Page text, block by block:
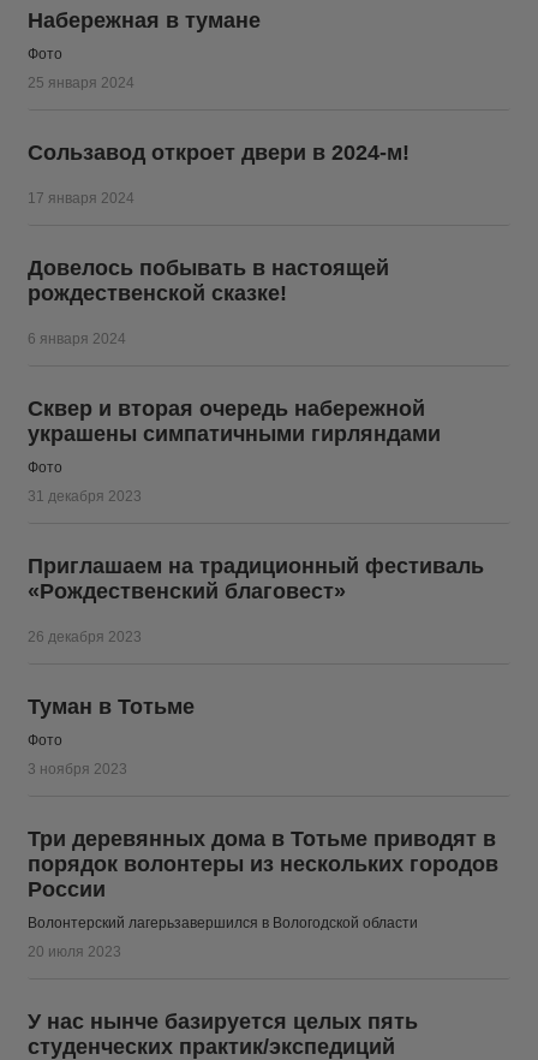
Набережная в тумане
Фото
25 января 2024
Сользавод откроет двери в 2024-м!
17 января 2024
Довелось побывать в настоящей
рождественской сказке!
6 января 2024
Сквер и вторая очередь набережной
украшены симпатичными гирляндами
Фото
31 декабря 2023
Приглашаем на традиционный фестиваль
«Рождественский благовест»
26 декабря 2023
Туман в Тотьме
Фото
3 ноября 2023
Три деревянных дома в Тотьме приводят в
порядок волонтеры из нескольких городов
России
Волонтерский лагерьзавершился в Вологодской области
20 июля 2023
У нас нынче базируется целых пять
студенческих практик/экспедиций